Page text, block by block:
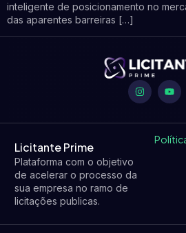
inteligente de posicionamento no
das aparentes barreiras […]
Licitante Prime
Plataforma com o objetivo
de acelerar o processo da
sua empresa no ramo de
licitações publicas.